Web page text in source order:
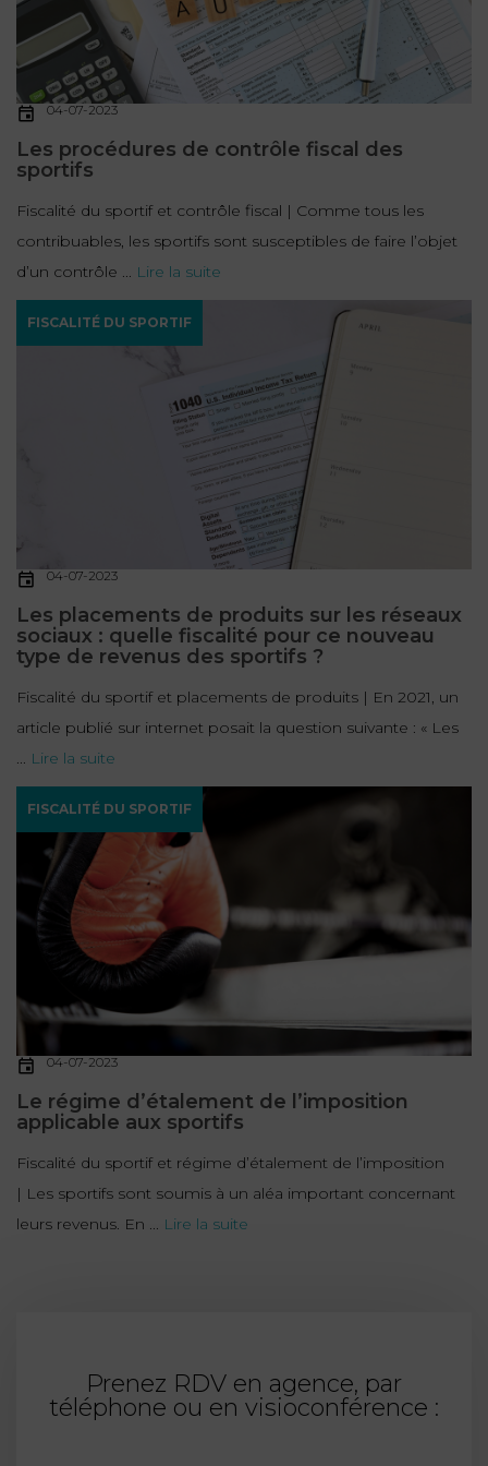
04-07-2023
Les procédures de contrôle fiscal des
sportifs
Fiscalité du sportif et contrôle fiscal | Comme tous les
contribuables, les sportifs sont susceptibles de faire l’objet
d’un contrôle ... Lire la suite
FISCALITÉ DU SPORTIF
04-07-2023
Les placements de produits sur les réseaux
sociaux : quelle fiscalité pour ce nouveau
type de revenus des sportifs ?
Fiscalité du sportif et placements de produits | En 2021, un
article publié sur internet posait la question suivante : « Les
... Lire la suite
FISCALITÉ DU SPORTIF
04-07-2023
Le régime d’étalement de l’imposition
applicable aux sportifs
Fiscalité du sportif et régime d’étalement de l’imposition
| Les sportifs sont soumis à un aléa important concernant
leurs revenus. En ... Lire la suite
Prenez RDV en agence, par
téléphone ou en visioconférence :